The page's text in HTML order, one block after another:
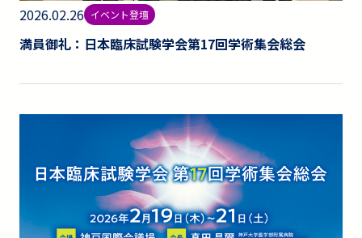
2026.02.26 イベント登壇
満員御礼：日本臨床試験学会第17回学術集会総会